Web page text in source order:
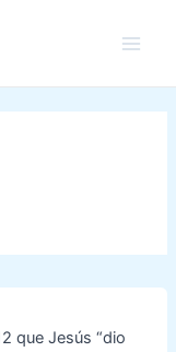
que Jesús “dio